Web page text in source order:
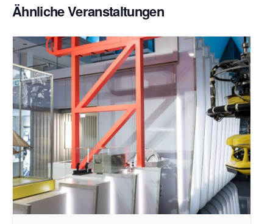
Ähnliche Veranstaltungen